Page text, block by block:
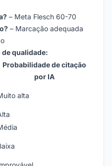
– Meta Flesch 60-70
– Marcação adequada
de qualidade:
Probabilidade de citação
por IA
alta